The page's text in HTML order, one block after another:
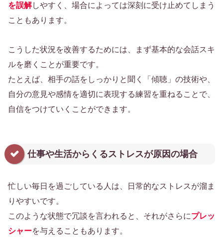
を誤解しやすく、場合によっては深刻に受け止めてしまう
こともあります。
こうした状況を改善するためには、まず基本的な会話スキ
ルを磨くことが重要です。
たとえば、相手の話をしっかりと聞く「傾聴」の技術や、
自分の意見や感情を適切に表現する練習を重ねることで、
自信をつけていくことができます。
仕事や生活からくるストレスが原因の場合
忙しい毎日を過ごしている人は、日常的なストレスが溜ま
りやすいです。
このような状態で冗談を言われると、それがさらにプレッ
シャーを与えることもあります。